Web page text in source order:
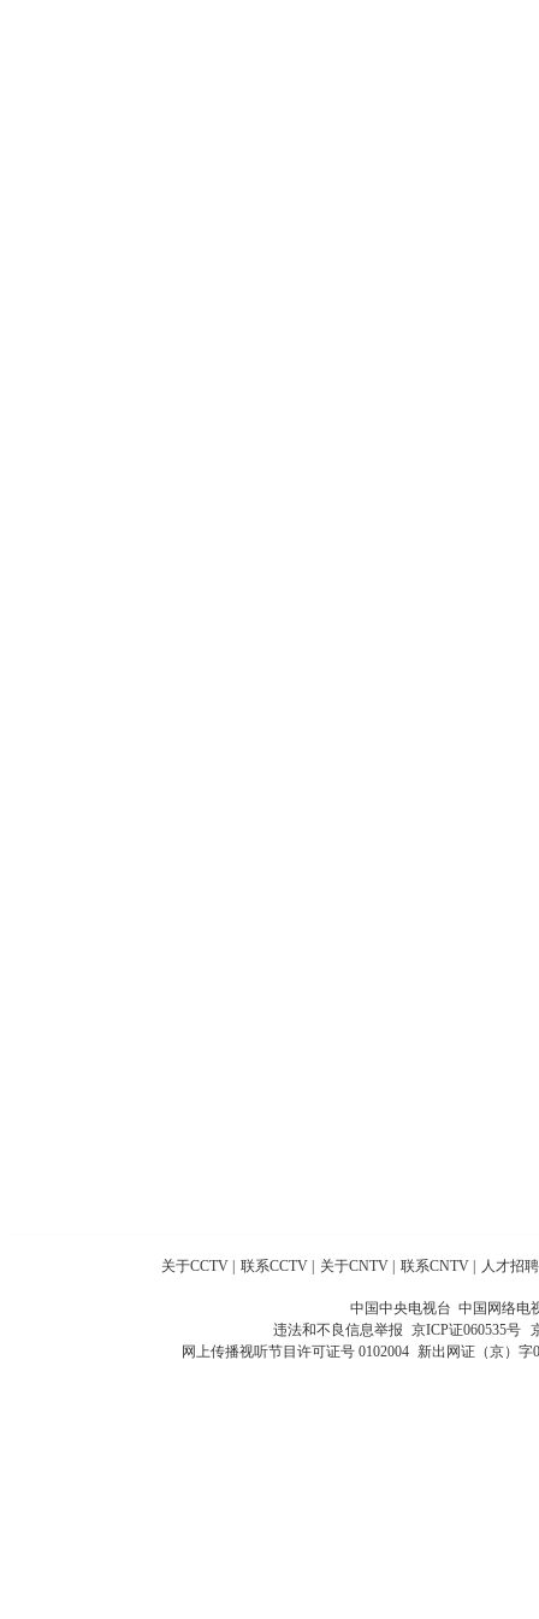
关于CCTV 联系CCTV 关于CNTV 联系CNTV 人才招聘
中国中央电视台 中国网络电
违法和不良信息举报 京ICP证060535号
网上传播视听节目许可证号 0102004 新出网证（京）